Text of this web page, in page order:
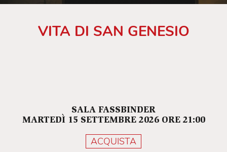
VITA DI SAN GENESIO
SALA FASSBINDER
MARTEDÌ 15 SETTEMBRE 2026 ORE 21:00
ACQUISTA